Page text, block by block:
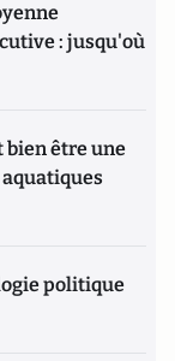
: jusqu'où
bien être une
politique